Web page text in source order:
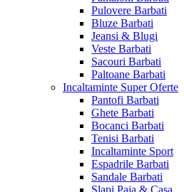
Pulovere Barbati
Bluze Barbati
Jeansi & Blugi
Veste Barbati
Sacouri Barbati
Paltoane Barbati
Incaltaminte Super Oferte
Pantofi Barbati
Ghete Barbati
Bocanci Barbati
Tenisi Barbati
Incaltaminte Sport
Espadrile Barbati
Sandale Barbati
Slapi Paja & Casa